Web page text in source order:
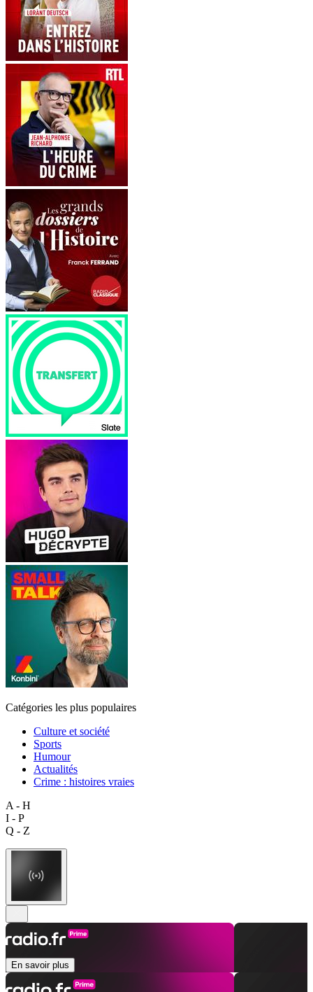
Catégories les plus populaires
Culture et société
Sports
Humour
Actualités
Crime : histoires vraies
A - H
I - P
Q - Z
En savoir plus